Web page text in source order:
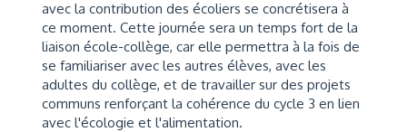
avec la contribution des écoliers se concrétisera à
ce moment. Cette journée sera un temps fort de la
liaison école-collège, car elle permettra à la fois de
se familiariser avec les autres élèves, avec les
adultes du collège, et de travailler sur des projets
communs renforçant la cohérence du cycle 3 en lien
avec l'écologie et l'alimentation.